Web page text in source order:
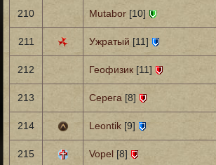
210 Mutabor [10]
211 Ужратый [11]
212 Геофизик [11]
213 Серега [8]
214 Leontik [9]
215 Vopel [8]